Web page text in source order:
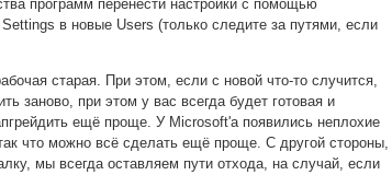
программ перенести настройки с помощью
в новые Users (только следите за путями, если
старая. При этом, если с новой что-то случится,
заново, при этом у вас всегда будет готовая и
ещё проще. У Microsoft'а появились неплохие
что можно всё сделать ещё проще. С другой стороны,
мы всегда оставляем пути отхода, на случай, если